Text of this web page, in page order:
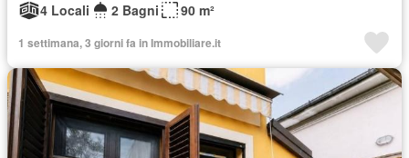
4 Locali
2 Bagni 90 m²
1 settimana, 3 giorni fa in Immobiliare.it